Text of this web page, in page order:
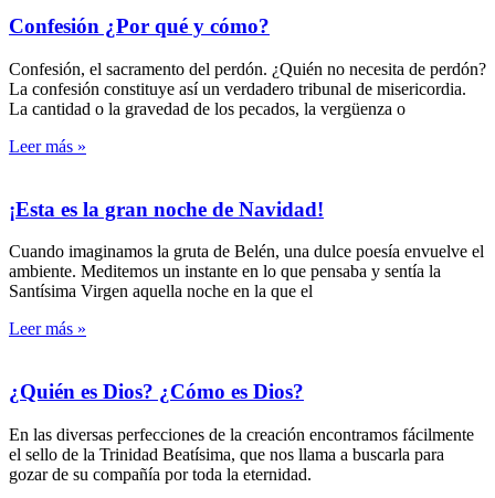
Confesión ¿Por qué y cómo?
Confesión, el sacramento del perdón. ¿Quién no necesita de perdón?
La confesión constituye así un verdadero tribunal de misericordia.
La cantidad o la gravedad de los pecados, la vergüenza o
Leer más »
¡Esta es la gran noche de Navidad!
Cuando imaginamos la gruta de Belén, una dulce poesía envuelve el
ambiente. Meditemos un instante en lo que pensaba y sentía la
Santísima Virgen aquella noche en la que el
Leer más »
¿Quién es Dios? ¿Cómo es Dios?
En las diversas perfecciones de la creación encontramos fácilmente
el sello de la Trinidad Beatísima, que nos llama a buscarla para
gozar de su compañía por toda la eternidad.